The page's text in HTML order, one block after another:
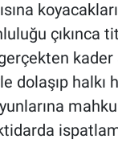
çıkınca
dolaşıp halkı
iktidarda